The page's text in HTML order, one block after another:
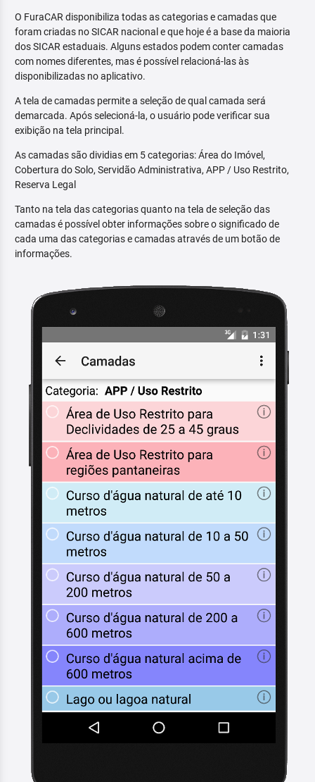
O FuraCAR disponibiliza todas as categorias e camadas que
foram criadas no SICAR nacional e que hoje é a base da maioria
dos SICAR estaduais. Alguns estados podem conter camadas
com nomes diferentes, mas é possível relacioná-las às
disponibilizadas no aplicativo.
A tela de camadas permite a seleção de qual camada será
demarcada. Após selecioná-la, o usuário pode verificar sua
exibição na tela principal.
As camadas são dividias em 5 categorias: Área do Imóvel,
Cobertura do Solo, Servidão Administrativa, APP / Uso Restrito,
Reserva Legal
Tanto na tela das categorias quanto na tela de seleção das
camadas é possível obter informações sobre o significado de
cada uma das categorias e camadas através de um botão de
informações.